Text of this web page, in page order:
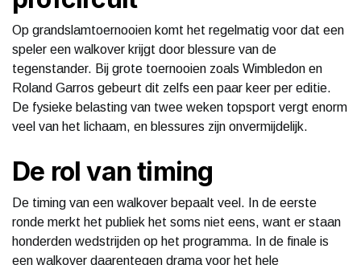
Op grandslamtoernooien komt het regelmatig voor dat een
speler een walkover krijgt door blessure van de
tegenstander. Bij grote toernooien zoals Wimbledon en
Roland Garros gebeurt dit zelfs een paar keer per editie.
De fysieke belasting van twee weken topsport vergt enorm
veel van het lichaam, en blessures zijn onvermijdelijk.
De rol van timing
De timing van een walkover bepaalt veel. In de eerste
ronde merkt het publiek het soms niet eens, want er staan
honderden wedstrijden op het programma. In de finale is
een walkover daarentegen drama voor het hele